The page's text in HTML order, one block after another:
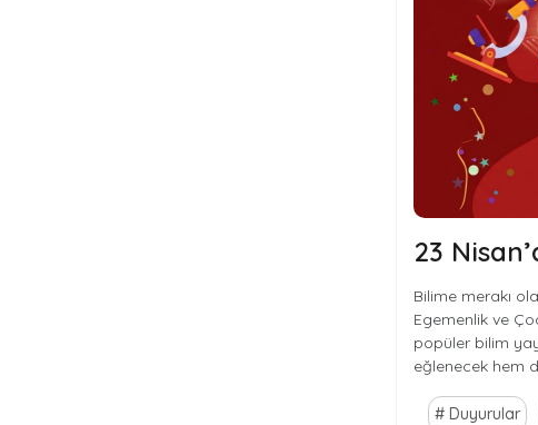
23
Bilime merakı
Egemenlik ve
popüler bilim
eğlenecek hem
Duyurular